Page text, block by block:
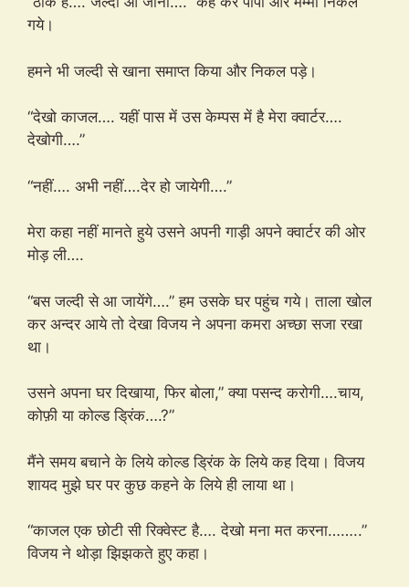
गये।
हमने भी जल्दी से खाना समाप्त किया और निकल पड़े।
“देखो काजल…. यहीं पास में उस केम्पस में है मेरा क्वार्टर….
देखोगी….”
“नहीं…. अभी नहीं….देर हो जायेगी….”
मेरा कहा नहीं मानते हुये उसने अपनी गाड़ी अपने क्वार्टर की ओर
मोड़ ली….
“बस जल्दी से आ जायेंगे….” हम उसके घर पहुंच गये। ताला खोल
कर अन्दर आये तो देखा विजय ने अपना कमरा अच्छा सजा रखा
था।
उसने अपना घर दिखाया, फिर बोला,” क्या पसन्द करोगी….चाय,
कोफ़ी या कोल्ड ड्रिंक….?”
मैंने समय बचाने के लिये कोल्ड ड्रिंक के लिये कह दिया। विजय
शायद मुझे घर पर कुछ कहने के लिये ही लाया था।
“काजल एक छोटी सी रिक्वेस्ट है…. देखो मना मत करना……..”
विजय ने थोड़ा झिझकते हुए कहा।